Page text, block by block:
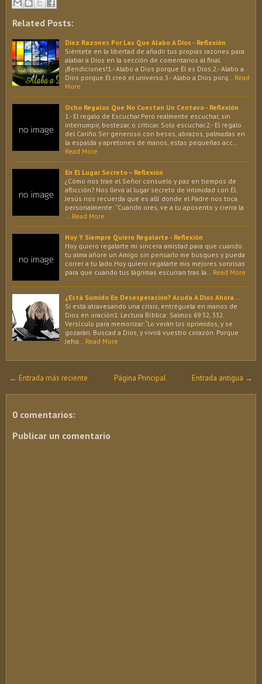
Related Posts:
Diez Razones Por Las Que Alabo A Dios - Reflexión
Siéntete en la libertad de añadir tus propias razones para
alabar a Dios en la sección de comentarios al final.
¡Bendiciones!1.- Alabo a Dios porque Él es Dios.2.- Alabo a
Dios porque Él creó el universo.3.- Alabo a Dios porq…
Read
More
Ocho Regalos Que No Cuestan Un Centavo - Reflexión
1.- El regalo de Escuchar.Pero realmente escuchar, sin
interrumpir, bostezar, o criticar. Solo escuchar.2.- El regalo
del Cariño.Ser generoso con besos, abrazos, palmadas en
la espalda y apretones de manos, estas pequeñas acc…
Read More
En El Lugar Secreto – Reflexión
¿Cómo nos trae el Señor consuelo y paz en tiempos de
aflicción? Nos lleva al lugar secreto de intimidad con Él.
Jesús nos recuerda que es allí donde el Padre nos toca
personalmente: “Cuando ores, ve a tu aposento y cierra la
Read More
Hoy Y Siempre Quiero Regalarte - Reflexión
Hoy quiero regalarte mi sincera amistad para que cuando
tu alma añore un Amigo sin pensarlo me busques y pueda
correr a tu lado.Hoy quiero regalarte mis mejores sonrisas
para que cuando tus lágrimas escurran tras la…
Read More
¿Está Sumido En Desesperación? Acuda A Dios Ahora…
Si está atravesando una crisis, entréguela en manos de
Dios en oración1. Lectura Bíblica: Salmos 69:32, 332.
Versículo para memorizar:“Lo verán los oprimidos, y se
gozarán. Buscad a Dios, y vivirá vuestro corazón. Porque
Jeho…
Read More
← Entrada más reciente Entrada antigua →
Página Principal
0 comentarios:
Publicar un comentario